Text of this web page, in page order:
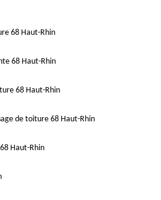
68 Haut-Rhin
68 Haut-Rhin
68 Haut-Rhin
de toiture 68 Haut-Rhin
Haut-Rhin